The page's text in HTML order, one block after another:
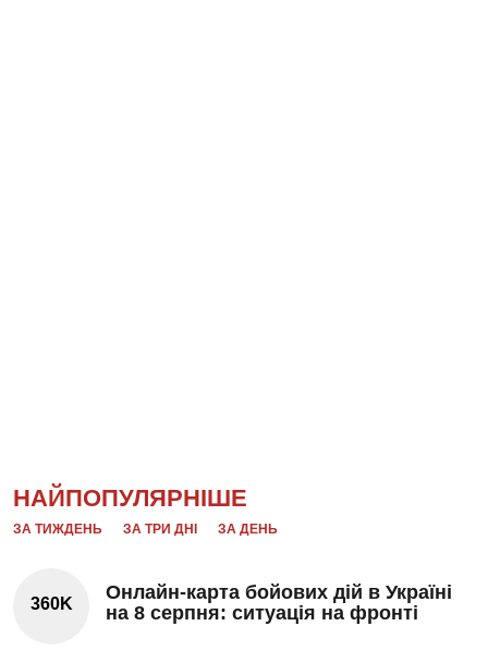
НАЙПОПУЛЯРНІШЕ
ЗА ТИЖДЕНЬ ЗА ТРИ ДНІ ЗА ДЕНЬ
360K
Онлайн-карта бойових дій в Україні
на 8 серпня: ситуація на фронті